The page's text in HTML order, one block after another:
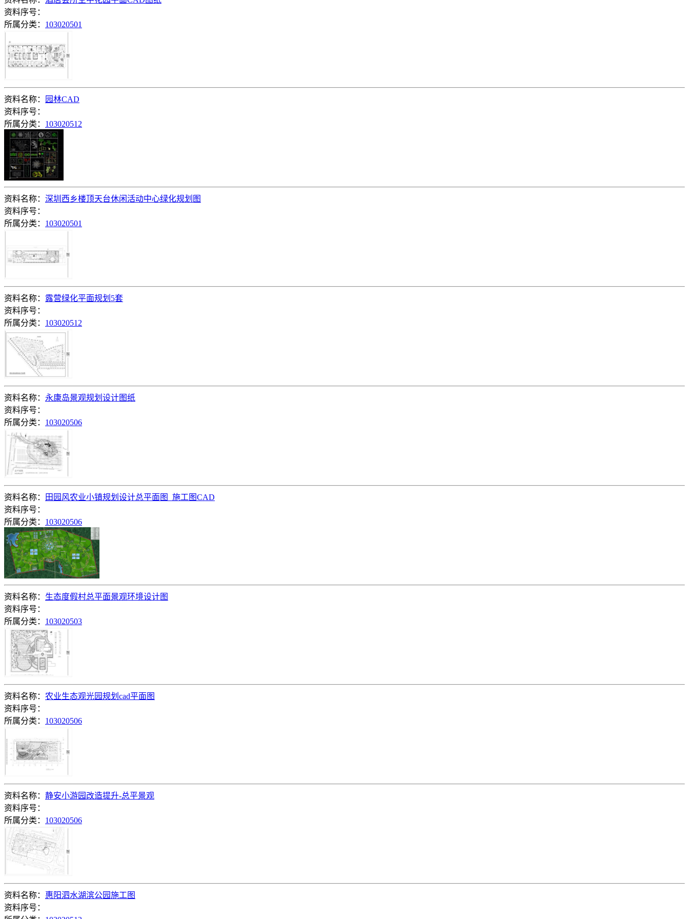
资料序号：
所属分类： 103020501
资料名称：
园林CAD
资料序号：
所属分类： 103020512
资料名称： 深圳西乡楼顶天台休闲活动中心绿化规划图
资料序号：
所属分类： 103020501
资料名称： 露营绿化平面规划5套
资料序号：
所属分类： 103020512
资料名称： 永康岛景观规划设计图纸
资料序号：
所属分类： 103020506
资料名称：
田园风农业小镇规划设计总平面图_施工图CAD
资料序号：
所属分类： 103020506
资料名称： 生态度假村总平面景观环境设计图
资料序号：
所属分类： 103020503
资料名称： 农业生态观光园规划cad平面图
资料序号：
所属分类： 103020506
资料名称： 静安小游园改造提升-总平景观
资料序号：
所属分类： 103020506
资料名称： 惠阳泗水湖滨公园施工图
资料序号：